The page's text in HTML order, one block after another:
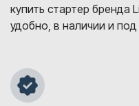
купить стартер бренда
удобно, в наличии и под